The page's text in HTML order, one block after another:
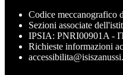
Codice meccanografico
Sezioni associate
IPSIA: PNRI00901A -
Richieste informazioni